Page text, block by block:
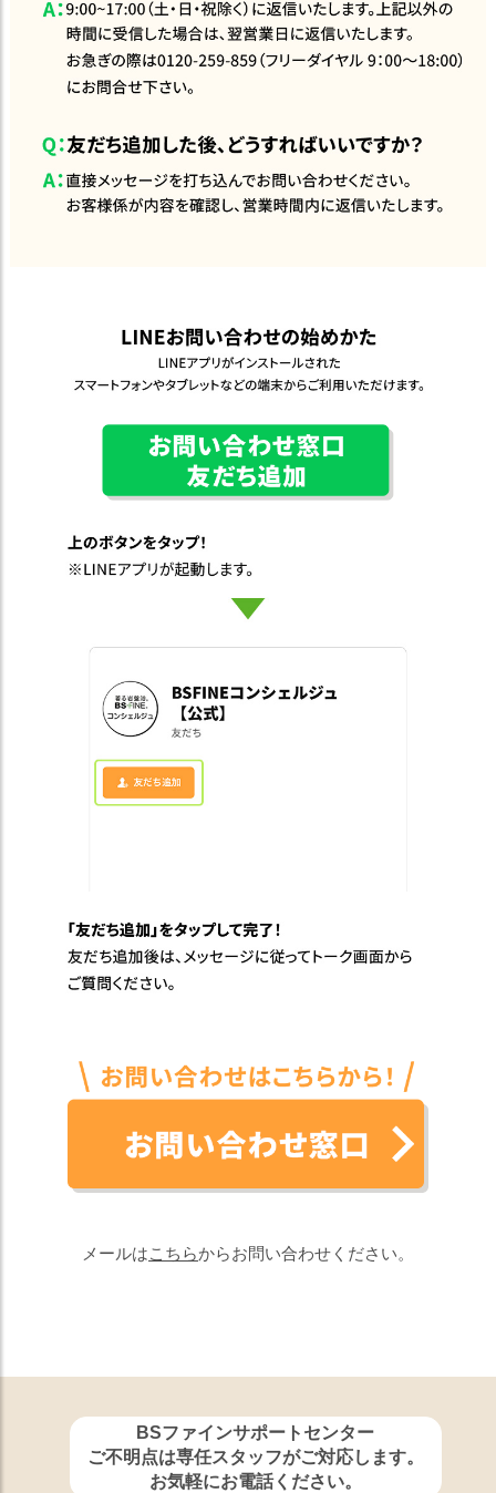
メールはこちらからお問い合わせください。
BSファインサポートセンター
ご不明点は専任スタッフがご対応します。
お気軽にお電話ください。